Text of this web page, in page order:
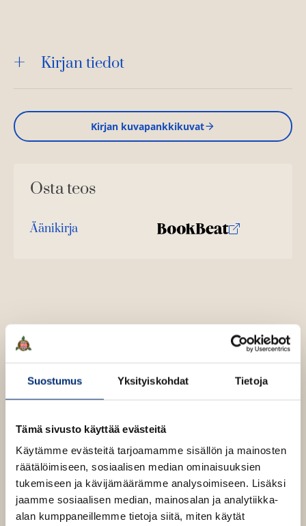
Suostumus Yksityiskohdat Tietoja
Tämä sivusto käyttää evästeitä
Käytämme evästeitä tarjoamamme sisällön ja mainosten
räätälöimiseen, sosiaalisen median ominaisuuksien
tukemiseen ja kävijämäärämme analysoimiseen. Lisäksi
jaamme sosiaalisen median, mainosalan ja analytiikka-
alan kumppaneillemme tietoja siitä, miten käytät
Kirjan tiedot
Kirjan kuvapankkikuvat
Osta teos
K
e
Äänikirja
B
t
u
k
a
a
u
u
t
e
Ursula K. Le Guin
Maameren tarinoita pidetään yhtenä kaikkien aikojen
verrattu kertojana J. R. R. Tolkieniin ja C. S. Lewisiin, ja
Maameri-kirjojen velhokoulu on epäilemättä
innoittanut myös J. K. Rowlingia.